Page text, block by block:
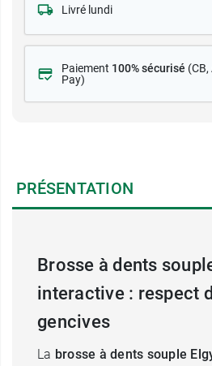
Livré lundi
Paiement 100% sécurisé (CB,
Pay)
PRÉSENTATION
Brosse à dents
interactive : respect
gencives
La brosse à dents souple